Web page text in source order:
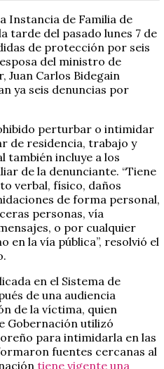
Instancia de Familia de
tarde del pasado lunes 7 de
de protección por seis
del ministro de
Juan Carlos Bidegain
ya seis denuncias por
perturbar o intimidar
de residencia, trabajo y
también incluye a los
de la denunciante. “Tiene
verbal, físico, daños
de forma personal,
personas, vía
o por cualquier
en la vía pública”, resolvió el
en el Sistema de
de una audiencia
de la víctima, quien
Gobernación utilizó
para intimidarla en las
fuentes cercanas al
tiene vigente una